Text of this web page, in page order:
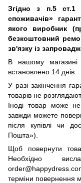
Згідно з п.5 ст.1
споживачів»
якого виробник
безкоштовний
зв'язку із
В нашому магазині
встановлено 14 днів.
У разі закінчення
товарів не
Іноді товар може
завжди можете
після купівлі чи
Пошта»).
Щоб повернути
Необхідно
терміни повернення